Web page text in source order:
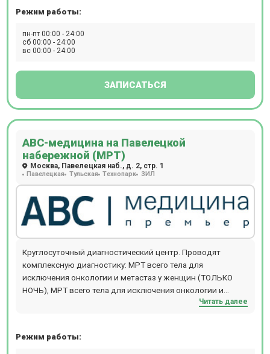
онкологии и метастаз у мужчин (ТОЛЬКО НОЧЬ), МРТ
Паркинсона (с динамикой с течение года), обследование
на выявление болезни Альцгеймера (с динамикой с
повышения артериального давления, выявление причин
обследовать пациентов с массой тела до 120 кг. В центре
можно пройти МР исследование с контрастом.
Расположен в 5 минутах от станции м. Комсомольская.
Прием происходит по предварительной записи.
Режим работы:
пн-пт 00:00 - 24:00
сб 00:00 - 24:00
вс 00:00 - 24:00
ЗАПИСАТЬСЯ
АВС-медицина на Павелецкой
набережной (МРТ)
Москва, Павелецкая наб., д. 2, стр. 1
Павелецкая Тульская Технопарк ЗИЛ
Круглосуточный диагностический центр. Проводят
комплексную диагностику: МРТ всего тела для
исключения онкологии и метастаз у женщин (ТОЛЬКО
НОЧЬ), МРТ всего тела для исключения онкологии и
метастаз у мужчин (ТОЛЬКО НОЧЬ), МРТ всего
на выявление болезни Альцгеймера (с динамикой с
Читать далее
Режим работы: